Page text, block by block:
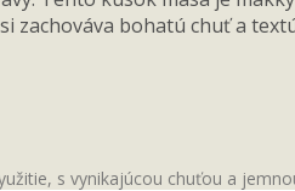
zachováva bohatú chuť a
s vynikajúcou chuťou a